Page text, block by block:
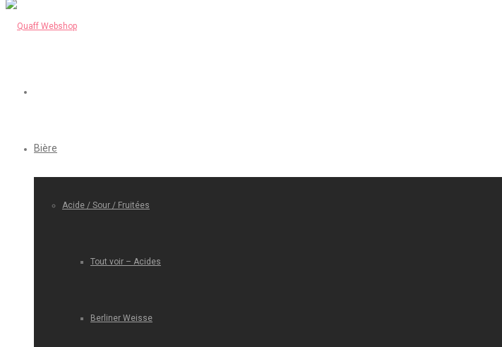
Bière
Acide / Sour / Fruitées
Tout voir – Acides
Berliner Weisse